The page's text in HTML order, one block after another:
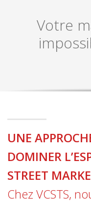
Votre
UNE
DOMINER
STREET
Chez VCSTS,